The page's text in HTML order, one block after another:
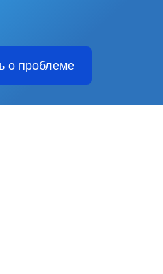
о проблеме